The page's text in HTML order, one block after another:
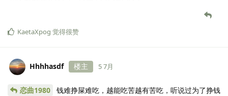
KaetaXpog 觉得很赞
Hhhhasdf 楼主 5 7月
恋曲1980
钱难挣屎难吃，越能吃苦越有苦吃，听说过为了挣钱